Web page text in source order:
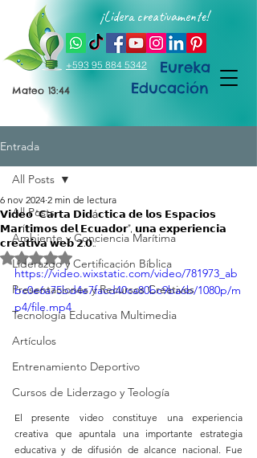
Eureka
Educación
Mateo 13:44
¡Lidera creativamente!
+593 95 884 5342
Entrada
All Posts
Ambiente y Conciencia Marítima
Liderazgo y Certificación Bíblica
Presentaciones y Recursos Creativos
Tecnología Educativa Multimedia
Artículos
Entrenamiento Deportivo
Cursos de Liderzago y Teología
All Posts
𝗩𝗶𝗱𝗲𝗼 “𝗖𝗮𝗿𝘁𝗮 𝗗𝗶𝗱á𝗰𝘁𝗶𝗰𝗮 𝗱𝗲 𝗹𝗼𝘀 𝗘𝘀𝗽𝗮𝗰𝗶𝗼𝘀
𝗠𝗮𝗿í𝘁𝗶𝗺𝗼𝘀 𝗱𝗲𝗹 𝗘𝗰𝘂𝗮𝗱𝗼𝗿”, 𝘂𝗻𝗮 𝗲𝘅𝗽𝗲𝗿𝗶𝗲𝗻𝗰𝗶𝗮
𝗰𝗿𝗲𝗮𝘁𝗶𝘃𝗮 𝘄𝗲𝗯 𝟮.𝟬.:
6 nov 2024 2 min de lectura
Obtuvo NaN de 5 estrellas.
https://video.wixstatic.com/video/781973_ab
bc0e6a75bd4e7facd40ca80bc9ba6b/1080p/m
p4/file.mp4
El presente video constituye una experiencia
creativa que apuntala una importante estrategia
educativa y de difusión de alcance nacional. Fue